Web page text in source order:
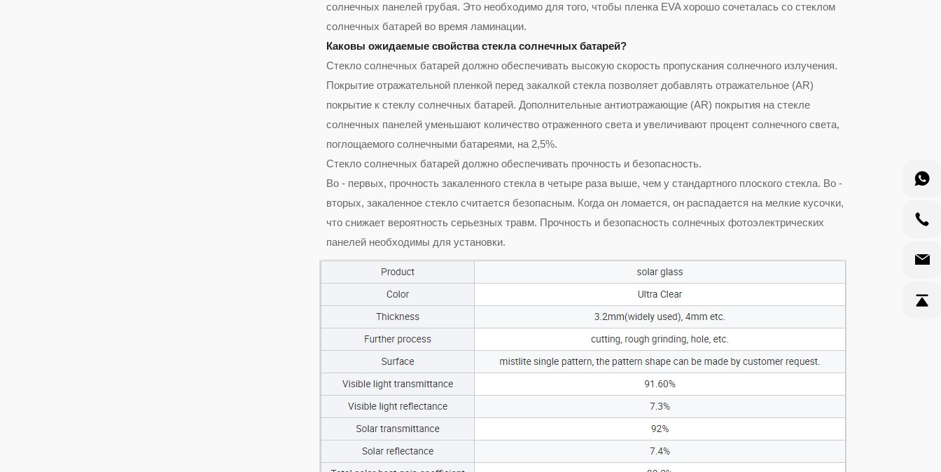
солнечных панелей грубая. Это необходимо для того, чтобы пленка EVA хорошо сочеталась со стеклом
солнечных батарей во время ламинации.
Каковы ожидаемые свойства стекла солнечных батарей?
Стекло солнечных батарей должно обеспечивать высокую скорость пропускания солнечного излучения.
Покрытие отражательной пленкой перед закалкой стекла позволяет добавлять отражательное (AR)
покрытие к стеклу солнечных батарей. Дополнительные антиотражающие (AR) покрытия на стекле
солнечных панелей уменьшают количество отраженного света и увеличивают процент солнечного света,
поглощаемого солнечными батареями, на 2,5%.
Стекло солнечных батарей должно обеспечивать прочность и безопасность.
Во - первых, прочность закаленного стекла в четыре раза выше, чем у стандартного плоского стекла. Во -
вторых, закаленное стекло считается безопасным. Когда он ломается, он распадается на мелкие кусочки,
что снижает вероятность серьезных травм. Прочность и безопасность солнечных фотоэлектрических
панелей необходимы для установки.